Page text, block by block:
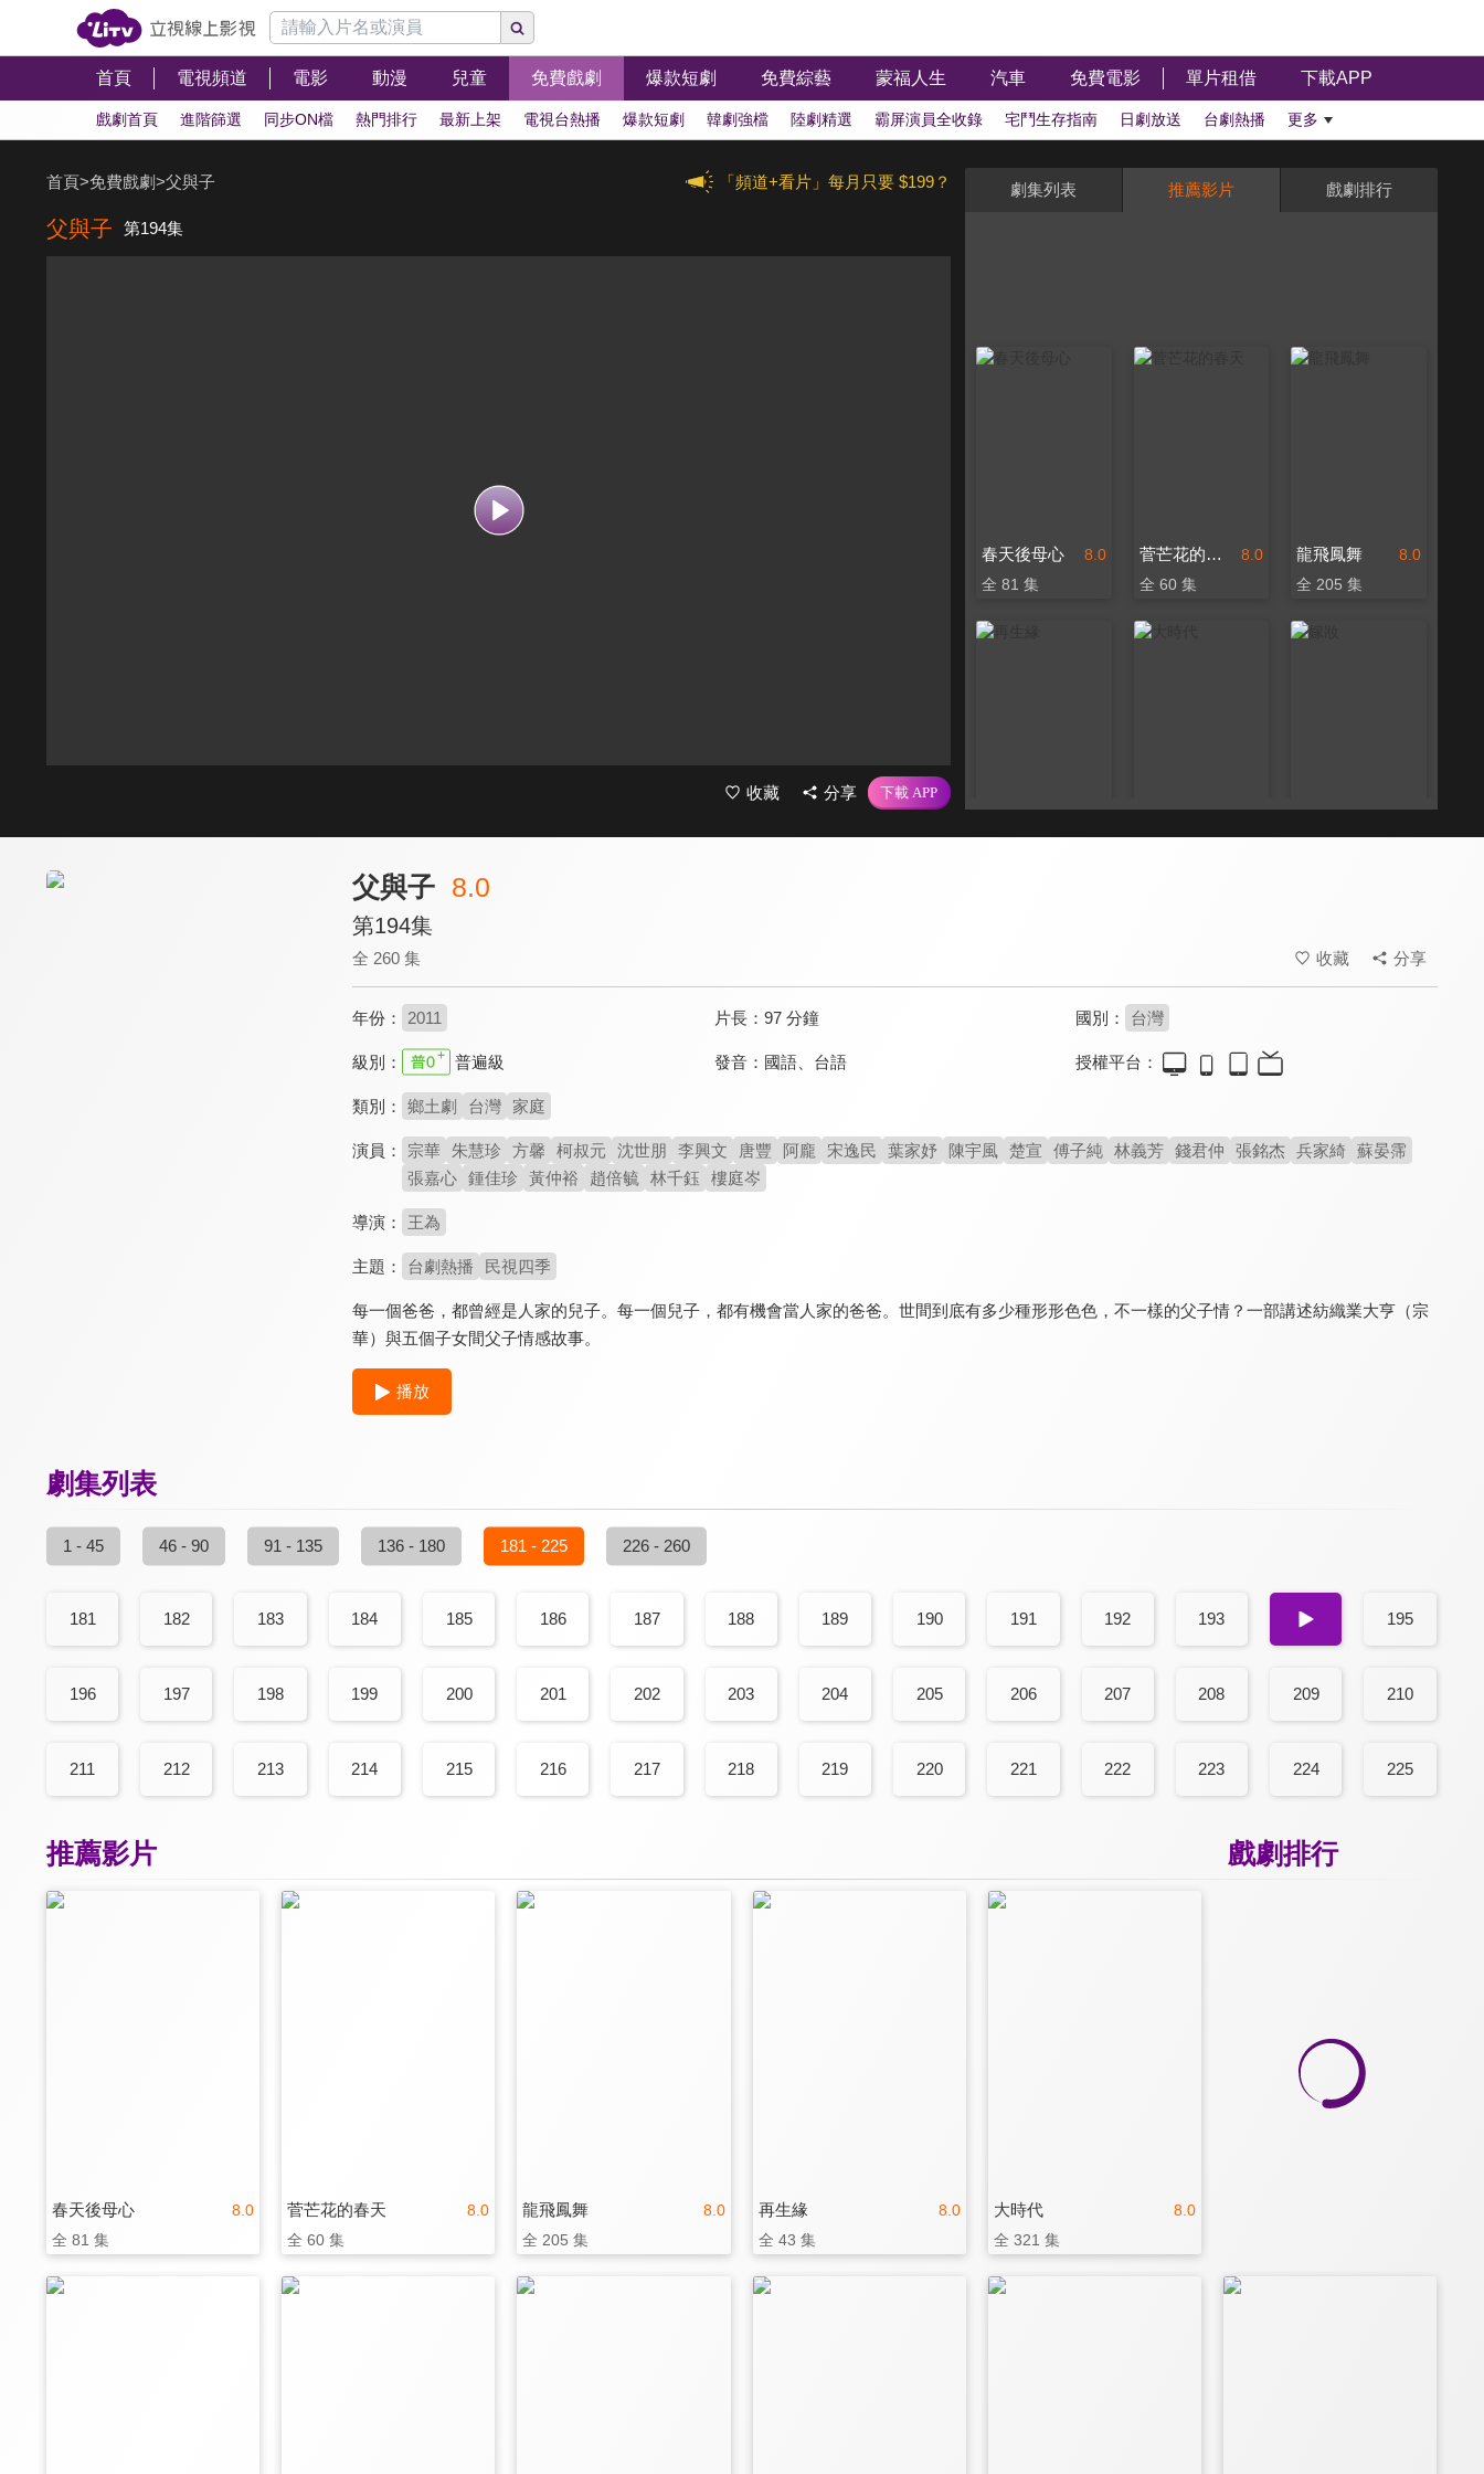
首頁 電視頻道 電影 動漫 兒童 免費戲劇 爆款短劇 免費綜藝 蒙福人生 汽車 免費電影 單片租借 下載APP
戲劇首頁 進階篩選 同步ON檔 熱門排行 最新上架 電視台熱播 爆款短劇 韓劇強檔 陸劇精選 霸屏演員全收錄 宅鬥生存指南 日劇放送 台劇熱播 更多
「頻道+看片」每月只要 $199？
首頁>免費戲劇>父與子
父與子 第194集
收藏 分享
劇集列表 推薦影片 戲劇排行
8.0
春天後母心
全 81 集
8.0
菅芒花的春天
全 60 集
8.0
龍飛鳳舞
全 205 集
全 260 集 全 71 集 全 17 集
父與子 8.0
第194集
全 260 集 收藏 分享
年份： 2011 片長： 97 分鐘 國別： 台灣
級別： 普遍級 發音： 國語、 台語 授權平台：
類別： 鄉土劇 台灣 家庭
演員： 宗華 朱慧珍 方馨 柯叔元 沈世朋 李興文 唐豐 阿龐 宋逸民 葉家妤 陳宇風 楚宣 傅子純 林義芳 錢君仲 張銘杰 兵家綺
蘇晏霈
張嘉心 鍾佳珍 黃仲裕 趙倍毓 林千鈺 樓庭岑
導演： 王為
主題： 台劇熱播 民視四季
每一個爸爸，都曾經是人家的兒子。每一個兒子，都有機會當人家的爸爸。世間到底有多少種形形色色，不一樣的父子情？一部講述紡織業大亨（宗
華）與五個子女間父子情感故事。
播放
劇集列表
1 - 45 46 - 90 91 - 135 136 - 180 181 - 225 226 - 260
181 182 183 184 185 186 187 188 189 190 191 192 193 194 195
196 197 198 199 200 201 202 203 204 205 206 207 208 209 210
211 212 213 214 215 216 217 218 219 220 221 222 223 224 225
戲劇排行
推薦影片
8.0
春天後母心
全 81 集
8.0
菅芒花的春天
全 60 集
8.0
龍飛鳳舞
全 205 集
8.0
再生緣
全 43 集
8.0
大時代
全 321 集